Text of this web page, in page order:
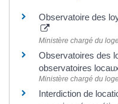
Observatoire des
Ministère chargé du
Observatoires des
observatoires
Ministère chargé du
Interdiction de